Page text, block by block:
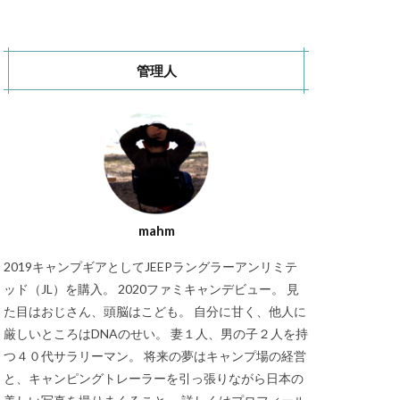
管理人
mahm
2019キャンプギアとしてJEEPラングラーアンリミテ
ッド（JL）を購入。 2020ファミキャンデビュー。 見
た目はおじさん、頭脳はこども。 自分に甘く、他人に
厳しいところはDNAのせい。 妻１人、男の子２人を持
つ４０代サラリーマン。 将来の夢はキャンプ場の経営
と、キャンピングトレーラーを引っ張りながら日本の
バランゲルドーム